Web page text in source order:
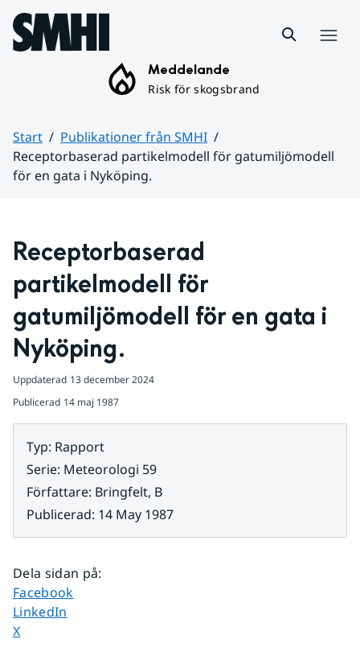
Hoppa till sidans innehåll
Meddelande
Risk för skogsbrand
Start
Publikationer från SMHI
Receptorbaserad partikelmodell för gatumiljömodell
för en gata i Nyköping.
Receptorbaserad
partikelmodell för
gatumiljömodell för en gata i
Nyköping.
Uppdaterad 13 december 2024
Publicerad 14 maj 1987
Typ: Rapport
Serie: Meteorologi 59
Författare: Bringfelt, B
Publicerad: 14 May 1987
Dela sidan på:
Dela sidan på
Facebook
Dela sidan på
LinkedIn
Dela sidan på
X